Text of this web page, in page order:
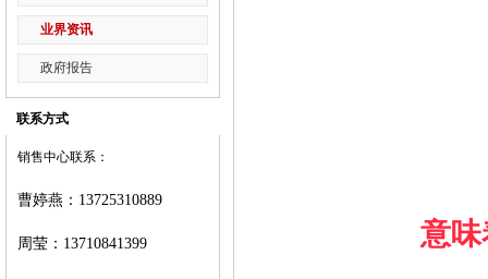
业界资讯
政府报告
联系方式
销售中心联系：
曹婷燕 ： 13725310889
周莹： 13710841399 意